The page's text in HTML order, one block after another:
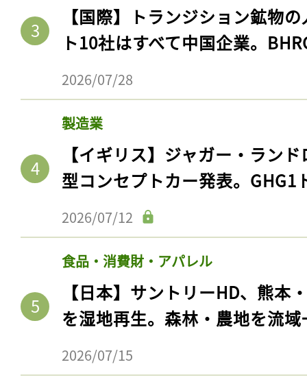
【国際】トランジション鉱物
ト10社はすべて中国企業。
2026/07/28
製造業
【イギリス】ジャガー・ラン
型コンセプトカー発表。GHG1
2026/07/12
食品・消費財・アパレル
【日本】サントリーHD、熊本
を湿地再生。森林・農地を流
2026/07/15
記事をお気に入りに
ログインが必
ログイン
会員登録